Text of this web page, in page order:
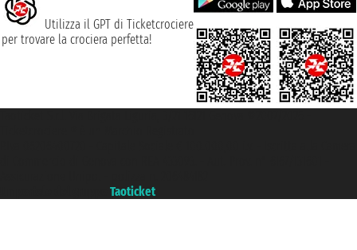
Utilizza il GPT di Ticketcrociere
per trovare la crociera perfetta!
Taoticket